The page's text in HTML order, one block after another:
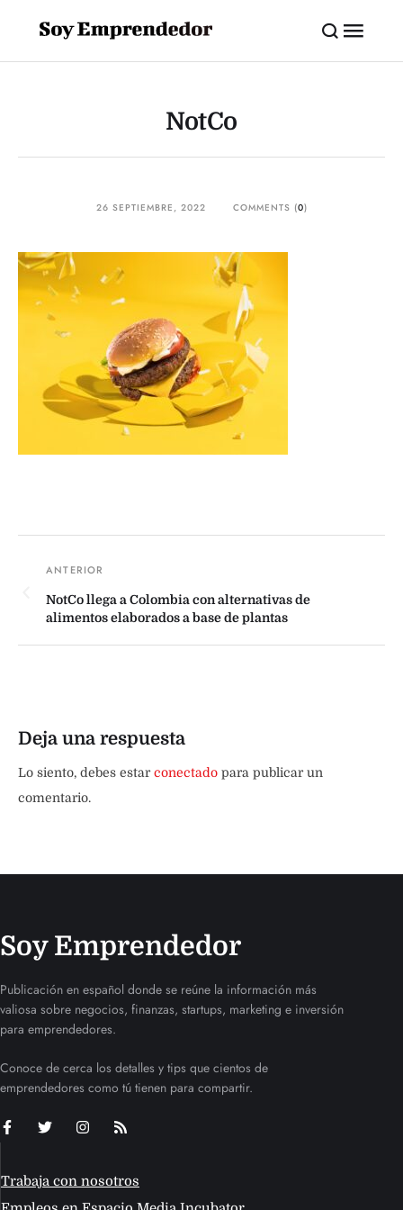
NotCo
26 SEPTIEMBRE, 2022 COMMENTS (0)
NotCo llega a Colombia con alternativas de
alimentos elaborados a base de plantas
Deja una respuesta
Lo siento, debes estarconectado para publicar un
comentario.
Soy Emprendedor
Publicación en español donde se reúne la información más
valiosa sobre negocios, finanzas, startups, marketing e inversión
para emprendedores.
Conoce de cerca los detalles y tips que cientos de
emprendedores como tú tienen para compartir.
Trabaja con nosotros